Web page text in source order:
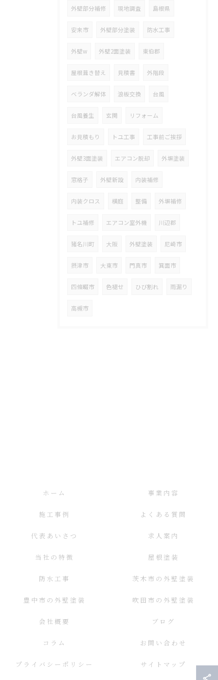
外壁部分補修 現地調査 島根県
安来市 外壁部分塗装 防水工事
外壁w 外壁2面塗装 東伯郡
屋根葺き替え 見積書 外階段
ベランダ解体 浪板交換 台風
台風養生 玄関 リフォーム
お見積もり トユ工事 工事前ご挨拶
外壁3面塗装 エアコン脱却 外塀塗装
窓格子 外壁新設 内装補修
内装クロス 横庭 整備 外塀補修
トユ補修 エアコン室外機 川辺郡
猪名川町 大阪 外壁塗装 尼崎市
摂津市 大東市 門真市 箕面市
四條畷市 色褪せ ひび割れ 雨漏り
高槻市
ホーム 事業内容
施工事例 よくある質問
代表あいさつ 求人案内
当社の特徴 屋根塗装
防水工事 茨木市の外壁塗装
豊中市の外壁塗装 吹田市の外壁塗装
会社概要 ブログ
コラム お問い合わせ
プライバシーポリシー サイトマップ